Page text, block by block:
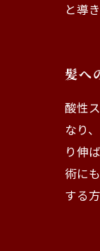
と導
髪へ
酸性
なり
り伸
術に
する